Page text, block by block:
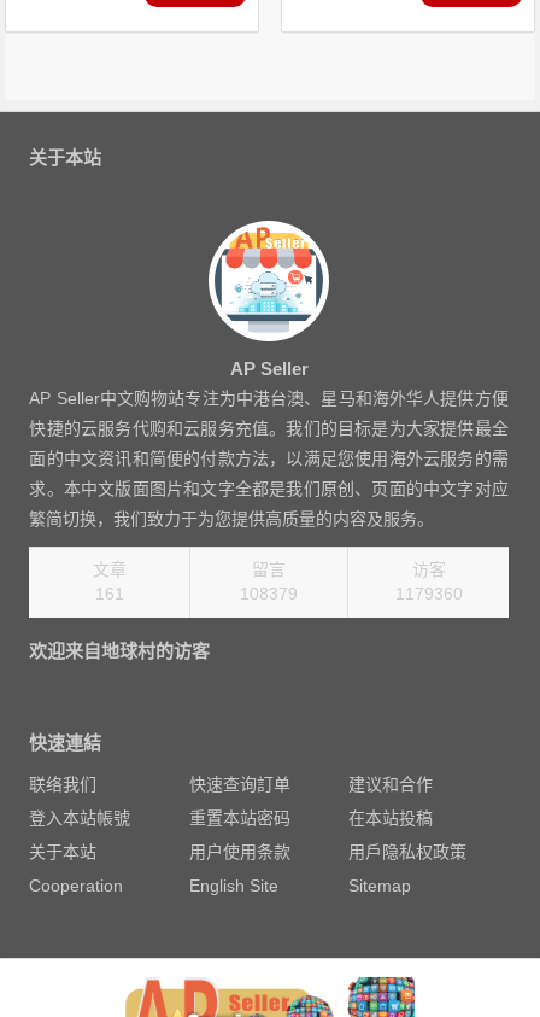
关于本站
AP Seller
AP Seller中文购物站专注为中港台澳、星马和海外华人提供方便
快捷的云服务代购和云服务充值。我们的目标是为大家提供最全
面的中文资讯和简便的付款方法，以满足您使用海外云服务的需
求。本中文版面图片和文字全都是我们原创、页面的中文字对应
繁简切换，我们致力于为您提供高质量的内容及服务。
文章
161
留言
108379
访客
1270080
欢迎来自地球村的访客
快速連結
联络我们 快速查询訂单
建议和合作
登入本站帳號
重置本站密码
在本站投稿
关于本站
用户使用条款
用戶隐私权政策
Cooperation
English Site Sitemap